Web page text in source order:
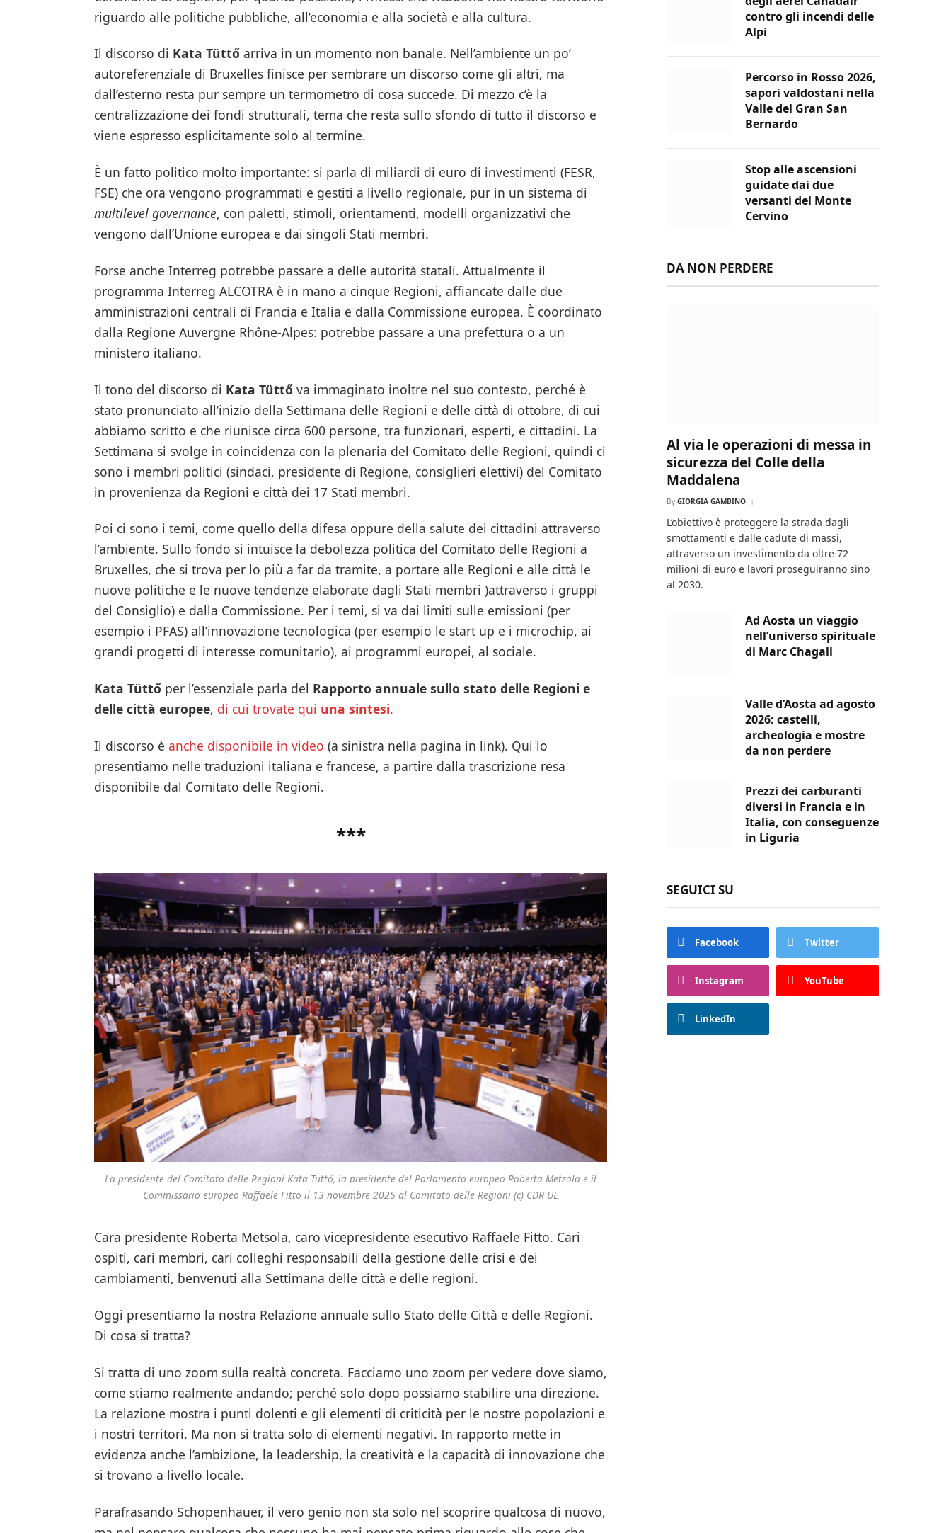
riguardo alle politiche pubbliche, all’economia e alla società e alla cultura.
Il discorso di Kata Tüttőarriva in un momento non banale. Nell’ambiente un po’
autoreferenziale di Bruxelles finisce per sembrare un discorso come gli altri, ma
dall’esterno resta pur sempre un termometro di cosa succede. Di mezzo c’è la
centralizzazione dei fondi strutturali, tema che resta sullo sfondo di tutto il discorso e
viene espresso esplicitamente solo al termine.
È un fatto politico molto importante: si parla di miliardi di euro di investimenti (FESR,
FSE) che ora vengono programmati e gestiti a livello regionale, pur in un sistema di
multilevel governance, con paletti, stimoli, orientamenti, modelli organizzativi che
vengono dall’Unione europea e dai singoli Stati membri.
Forse anche Interreg potrebbe passare a delle autorità statali. Attualmente il
programma Interreg ALCOTRA è in mano a cinque Regioni, affiancate dalle due
amministrazioni centrali di Francia e Italia e dalla Commissione europea. È coordinato
dalla Regione Auvergne Rhône-Alpes: potrebbe passare a una prefettura o a un
ministero italiano.
Il tono del discorso di Kata Tüttőva immaginato inoltre nel suo contesto, perché è
stato pronunciato all’inizio della Settimana delle Regioni e delle città di ottobre, di cui
abbiamo scritto e che riunisce circa 600 persone, tra funzionari, esperti, e cittadini. La
Settimana si svolge in coincidenza con la plenaria del Comitato delle Regioni, quindi ci
sono i membri politici (sindaci, presidente di Regione, consiglieri elettivi) del Comitato
in provenienza da Regioni e città dei 17 Stati membri.
Poi ci sono i temi, come quello della difesa oppure della salute dei cittadini attraverso
l’ambiente. Sullo fondo si intuisce la debolezza politica del Comitato delle Regioni a
Bruxelles, che si trova per lo più a far da tramite, a portare alle Regioni e alle città le
nuove politiche e le nuove tendenze elaborate dagli Stati membri )attraverso i gruppi
del Consiglio) e dalla Commissione. Per i temi, si va dai limiti sulle emissioni (per
esempio i PFAS) all’innovazione tecnologica (per esempio le start up e i microchip, ai
grandi progetti di interesse comunitario), ai programmi europei, al sociale.
Kata Tüttőper l’essenziale parla del Rapporto annuale sullo stato delle Regioni e
delle città europee, di cui trovate qui una sintesi.
Il discorso è anche disponibile in video (a sinistra nella pagina in link). Qui lo
presentiamo nelle traduzioni italiana e francese, a partire dalla trascrizione resa
disponibile dal Comitato delle Regioni.
***
La presidente del Comitato delle Regioni Kata Tüttő, la presidente del Parlamento europeo Roberta Metzola e il
Commissario europeo Raffaele Fitto il 13 novembre 2025 al Comitato delle Regioni (c) CDR UE
Cara presidente Roberta Metsola, caro vicepresidente esecutivo Raffaele Fitto. Cari
ospiti, cari membri, cari colleghi responsabili della gestione delle crisi e dei
cambiamenti, benvenuti alla Settimana delle città e delle regioni.
Oggi presentiamo la nostra Relazione annuale sullo Stato delle Città e delle Regioni.
Di cosa si tratta?
Si tratta di uno zoom sulla realtà concreta. Facciamo uno zoom per vedere dove siamo,
come stiamo realmente andando; perché solo dopo possiamo stabilire una direzione.
La relazione mostra i punti dolenti e gli elementi di criticità per le nostre popolazioni e
i nostri territori. Ma non si tratta solo di elementi negativi. In rapporto mette in
evidenza anche l’ambizione, la leadership, la creatività e la capacità di innovazione che
si trovano a livello locale.
Parafrasando Schopenhauer, il vero genio non sta solo nel scoprire qualcosa di nuovo,
contro gli incendi delle
Alpi
Percorso in Rosso 2026,
sapori valdostani nella
Valle del Gran San
Bernardo
Stop alle ascensioni
guidate dai due
versanti del Monte
Cervino
DA NON PERDERE
Al via le operazioni di messa in
sicurezza del Colle della
Maddalena
By GIORGIA GAMBINO
L’obiettivo è proteggere la strada dagli
smottamenti e dalle cadute di massi,
attraverso un investimento da oltre 72
milioni di euro e lavori proseguiranno sino
al 2030.
Ad Aosta un viaggio
nell’universo spirituale
di Marc Chagall
Valle d’Aosta ad agosto
2026: castelli,
archeologia e mostre
da non perdere
Prezzi dei carburanti
diversi in Francia e in
Italia, con conseguenze
in Liguria
SEGUICI SU
Facebook Twitter
Instagram YouTube
LinkedIn